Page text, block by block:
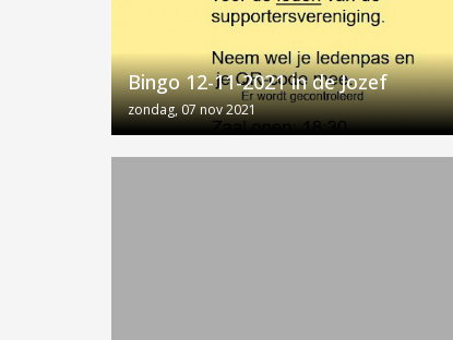
Bingo 12-11-2021 in de Jozef
zondag, 07 nov 2021